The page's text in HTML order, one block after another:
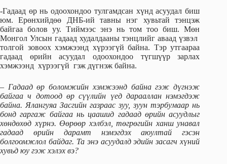
-Гадаад өр нь одоохондоо тулгамдсан хүнд асуудал биш
юм. Ерөнхийдөө ДНБ-ий тавны нэг хувьтай тэнцэж
байгаа болов уу. Тиймээс энэ нь том тоо биш. Мөн
Монгол Улсын гадаад худалдааны тэнцлийг аваад үзвэл
толгой зовоох хэмжээнд хүрээгүй байна. Тэр утгаараа
гадаад өрийн асуудал одоохондоо түгшүүр зарлах
хэмжээнд хүрээгүй гэж дүгнэж байна.
– Гадаад өр боломжийн хэмжээнд байна гэж дүгнэж
байгаа ч дотоод өр сүүлийн үед дарааллан нэмэгдэж
байна. Ялангуяа Засгийн газраас зуу, зуун тэрбумаар нь
бонд гаргаж байгаа нь цаашид гадаад өрийн асуудлыг
хөндөхөд хүрнэ. Өөрөөр хэлбэл, төгрөгийн ханш унавал
гадаад өрийн дарамт нэмэгдэх аюултай гэсэн
болгоомжлол байдаг. Та энэ асуудалд эдийн засагч хүний
хувьд юу гэж хэлэх вэ?